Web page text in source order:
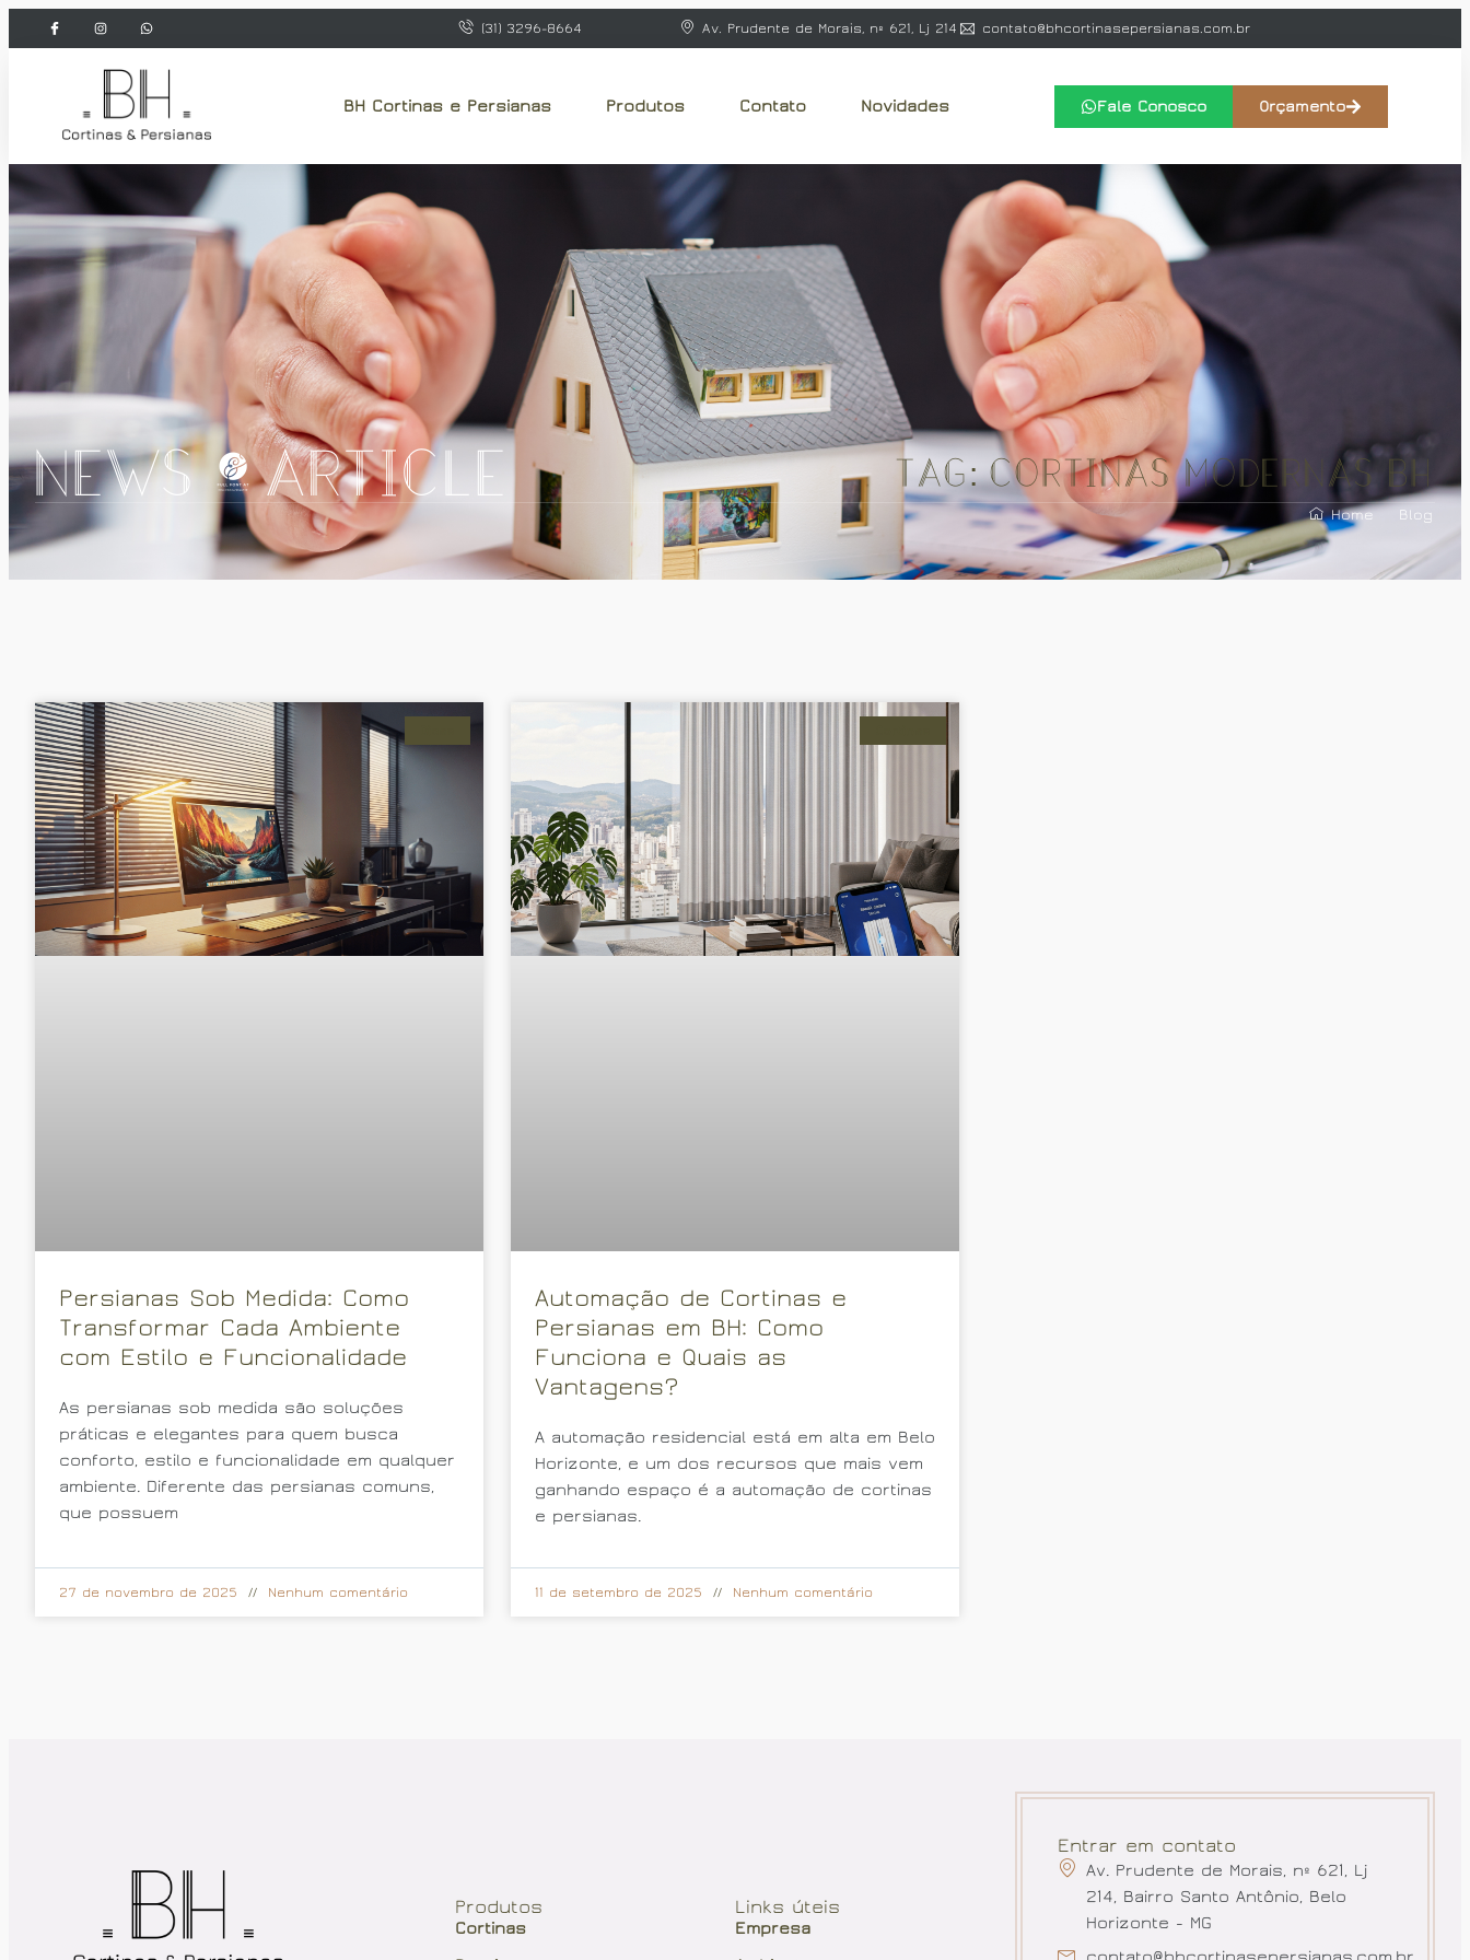
(31) 3296-8664 Av. Prudente de Morais, nº 621, Lj 214 contato@bhcortinasepersianas.com.br
BH Cortinas e Persianas Produtos Contato Novidades Fale Conosco Orçamento
News & Article Tag: cortinas modernas bh
Home Blog
Persianas Sob Medida: Como
Transformar Cada Ambiente
com Estilo e Funcionalidade
As persianas sob medida são soluções
práticas e elegantes para quem busca
conforto, estilo e funcionalidade em qualquer
ambiente. Diferente das persianas comuns,
que possuem
27 de novembro de 2025 Nenhum comentário
Automação de Cortinas e
Persianas em BH: Como
Funciona e Quais as
Vantagens?
A automação residencial está em alta em Belo
Horizonte, e um dos recursos que mais vem
ganhando espaço é a automação de cortinas
e persianas.
11 de setembro de 2025 Nenhum comentário
Produtos
Cortinas
Links úteis
Empresa
Entrar em contato
Av. Prudente de Morais, nº 621, Lj
214, Bairro Santo Antônio, Belo
Horizonte - MG